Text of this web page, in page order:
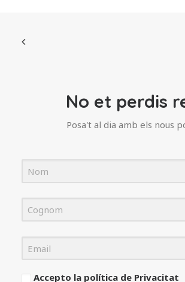
No et perdis
Posa't al dia amb els nous
Accepto la política de Privacitat